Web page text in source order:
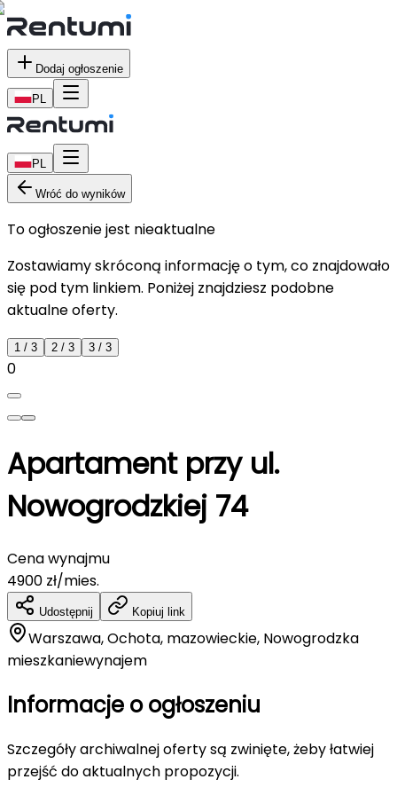
Dodaj ogłoszenie
PL
PL
Wróć do wyników
To ogłoszenie jest nieaktualne
Zostawiamy skróconą informację o tym, co znajdowało
się pod tym linkiem. Poniżej znajdziesz podobne
aktualne oferty.
1 / 3 2 / 3 3 / 3
0
Apartament przy ul.
Nowogrodzkiej 74
Cena wynajmu
4900 zł/mies.
Udostępnij Kopiuj link
Warszawa, Ochota, mazowieckie, Nowogrodzka
mieszkaniewynajem
Informacje o ogłoszeniu
Szczegóły archiwalnej oferty są zwinięte, żeby łatwiej
przejść do aktualnych propozycji.